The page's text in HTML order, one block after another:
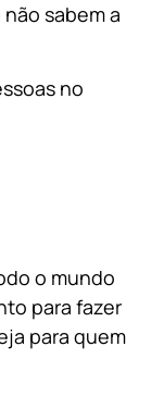
sabem a
no
o mundo
para fazer
para quem